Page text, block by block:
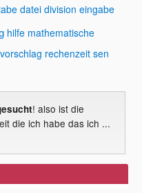
datei division eingabe
hilfe mathematische
rechenzeit sen
! also ist die
die ich habe das ich ...